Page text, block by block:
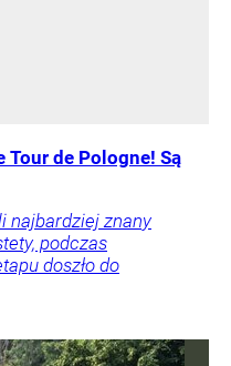
de Pologne! Są
najbardziej znany
podczas
doszło do